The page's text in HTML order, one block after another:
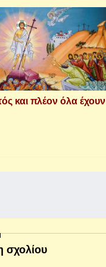
και πλέον όλα έχουν
σχολίου